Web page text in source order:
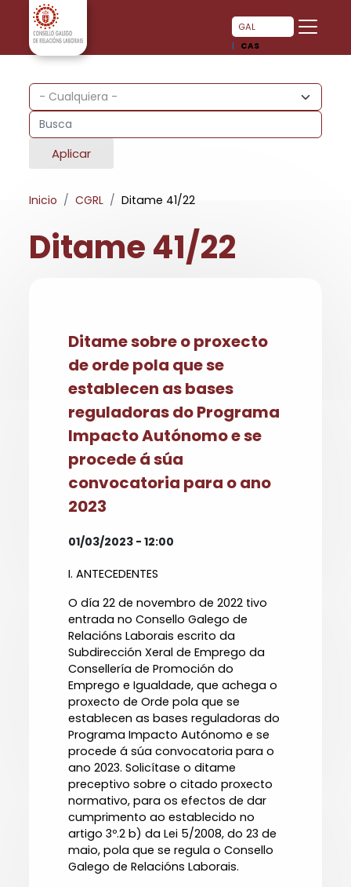
Pasar al contenido principal
GAL
CAS
Aplicar
Inicio CGRL Ditame 41/22
Ditame 41/22
Ditame sobre o proxecto
de orde pola que se
establecen as bases
reguladoras do Programa
Impacto Autónomo e se
procede á súa
convocatoria para o ano
2023
01/03/2023 - 12:00
I. ANTECEDENTES
O día 22 de novembro de 2022 tivo
entrada no Consello Galego de
Relacións Laborais escrito da
Subdirección Xeral de Emprego da
Consellería de Promoción do
Emprego e Igualdade, que achega o
proxecto de Orde pola que se
establecen as bases reguladoras do
Programa Impacto Autónomo e se
procede á súa convocatoria para o
ano 2023. Solicítase o ditame
preceptivo sobre o citado proxecto
normativo, para os efectos de dar
cumprimento ao establecido no
artigo 3º.2 b) da Lei 5/2008, do 23 de
maio, pola que se regula o Consello
Galego de Relacións Laborais.